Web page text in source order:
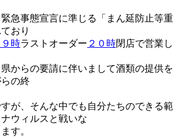
急事態宣言に準じる「まん延防止等重
おり
９時ラストオーダー ２０時閉店で営業し
からの要請に伴いまして酒類の提供を
の終
が、そんな中でも自分たちのできる範
ウィルスと戦いな
す。